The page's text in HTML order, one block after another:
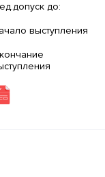
до:
выступления